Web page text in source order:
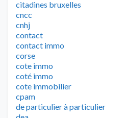
citadines bruxelles
cncc
cnhj
contact
contact immo
corse
cote immo
coté immo
cote immobilier
cpam
de particulier à particulier